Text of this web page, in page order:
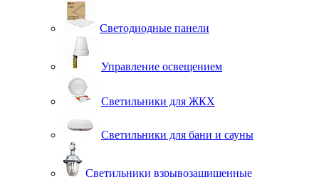
Светодиодные панели
Управление освещением
Светильники для ЖКХ
Светильники для бани и сауны
Светильники взрывозащищенные